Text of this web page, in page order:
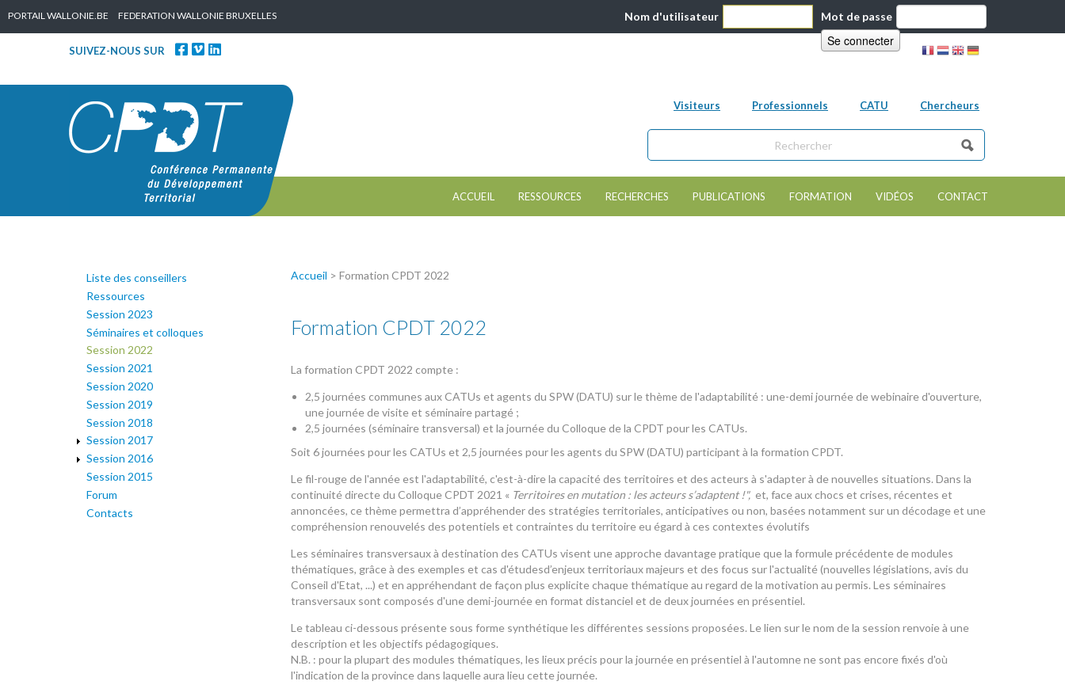
PORTAIL WALLONIE.BE FEDERATION WALLONIE BRUXELLES Nom d'utilisateur Mot de passe
SUIVEZ-NOUS SUR
Visiteurs Professionnels CATU Chercheurs
Formulaire de recherche
Chercher dans ce site
ACCUEIL RESSOURCES RECHERCHES PUBLICATIONS FORMATION VIDÉOS CONTACT
Liste des conseillers
Ressources
Session 2023
Séminaires et colloques
Session 2022
Session 2021
Session 2020
Session 2019
Session 2018
Session 2017
Session 2016
Session 2015
Forum
Contacts
Accueil > Formation CPDT 2022
Formation CPDT 2022
La formation CPDT 2022 compte :
2,5 journées communes aux CATUs et agents du SPW (DATU) sur le thème de l'adaptabilité : une-demi journée de webinaire d'ouverture,
une journée de visite et séminaire partagé ;
2,5 journées (séminaire transversal) et la journée du Colloque de la CPDT pour les CATUs.
Soit 6 journées pour les CATUs et 2,5 journées pour les agents du SPW (DATU) participant à la formation CPDT.
Le fil-rouge de l'année est l'adaptabilité, c'est-à-dire la capacité des territoires et des acteurs à s'adapter à de nouvelles situations. Dans la
continuité directe du Colloque CPDT 2021 « Territoires en mutation : les acteurs s’adaptent !", et, face aux chocs et crises, récentes et
annoncées, ce thème permettra d’appréhender des stratégies territoriales, anticipatives ou non, basées notamment sur un décodage et une
compréhension renouvelés des potentiels et contraintes du territoire eu égard à ces contextes évolutifs
Les séminaires transversaux à destination des CATUs visent une approche davantage pratique que la formule précédente de modules
thématiques, grâce à des exemples et cas d'étudesd’enjeux territoriaux majeurs et des focus sur l'actualité (nouvelles législations, avis du
Conseil d'Etat, ...) et en appréhendant de façon plus explicite chaque thématique au regard de la motivation au permis. Les séminaires
transversaux sont composés d'une demi-journée en format distanciel et de deux journées en présentiel.
Le tableau ci-dessous présente sous forme synthétique les différentes sessions proposées. Le lien sur le nom de la session renvoie à une
description et les objectifs pédagogiques.
N.B. : pour la plupart des modules thématiques, les lieux précis pour la journée en présentiel à l'automne ne sont pas encore fixés d'où
l'indication de la province dans laquelle aura lieu cette journée.